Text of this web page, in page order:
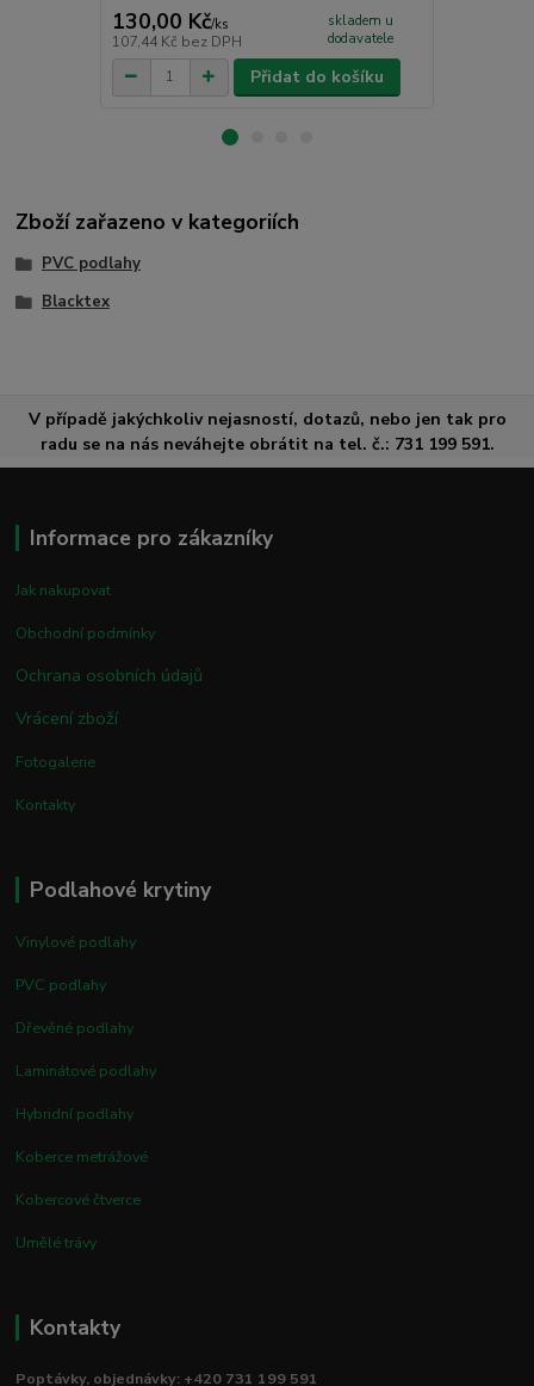
130,00 Kč/ks
107,44 Kč bez DPH
skladem u
dodavatele
Přidat do košíku
Zboží zařazeno v kategoriích
PVC podlahy
Blacktex
V případě jakýchkoliv nejasností, dotazů, nebo jen tak pro
radu se na nás neváhejte obrátit na tel. č.: 731 199 591.
Informace pro zákazníky
Jak nakupovat
Obchodní podmínky
Ochrana osobních údajů
Vrácení zboží
Fotogalerie
Kontakty
Podlahové krytiny
Vinylové podlahy
PVC podlahy
Dřevěné podlahy
Laminátové podlahy
Hybridní podlahy
Koberce metrážové
Kobercové čtverce
Umělé trávy
Kontakty
Poptávky, objednávky: +420 731 199 591